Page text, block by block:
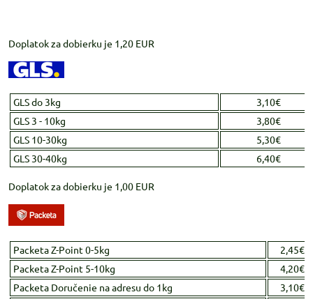
Doplatok za dobierku je 1,20 EUR
GLS do 3kg
3,10€
GLS 3 - 10kg
3,80€
GLS 10-30kg
5,30€
GLS 30-40kg
6,40€
Doplatok za dobierku je 1,00 EUR
Packeta Z-Point 0-5kg
2,45€
Packeta Z-Point 5-10kg
4,20€
Packeta Doručenie na adresu do 1kg
3,10€